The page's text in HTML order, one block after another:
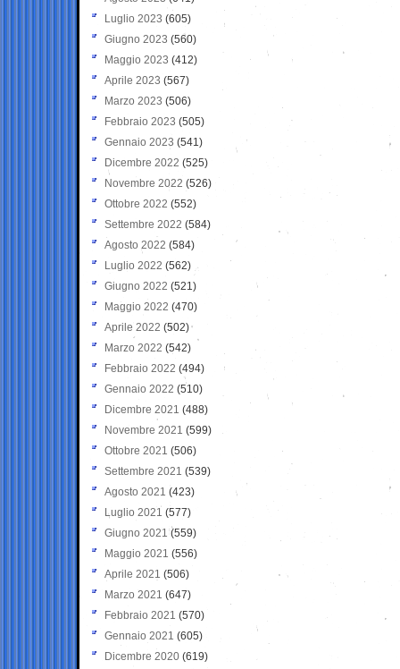
Luglio 2023 (605)
Giugno 2023 (560)
Maggio 2023 (412)
Aprile 2023 (567)
Marzo 2023 (506)
Febbraio 2023 (505)
Gennaio 2023 (541)
Dicembre 2022 (525)
Novembre 2022 (526)
Ottobre 2022 (552)
Settembre 2022 (584)
Agosto 2022 (584)
Luglio 2022 (562)
Giugno 2022 (521)
Maggio 2022 (470)
Aprile 2022 (502)
Marzo 2022 (542)
Febbraio 2022 (494)
Gennaio 2022 (510)
Dicembre 2021 (488)
Novembre 2021 (599)
Ottobre 2021 (506)
Settembre 2021 (539)
Agosto 2021 (423)
Luglio 2021 (577)
Giugno 2021(559)
Maggio 2021 (556)
Aprile 2021 (506)
Marzo 2021 (647)
Febbraio 2021 (570)
Gennaio 2021 (605)
Dicembre 2020 (619)